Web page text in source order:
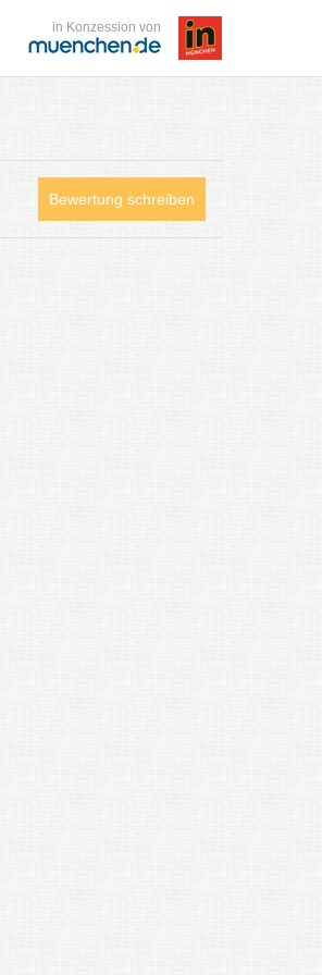
in Konzession von
Bewertung schreiben